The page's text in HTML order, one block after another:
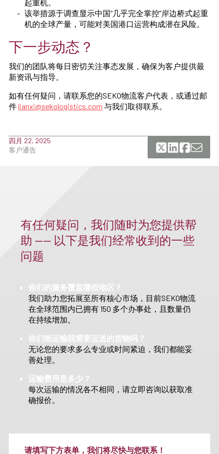
起重机。
该举措源于调查显示中国“几乎完全掌控”岸边桥式起重
机的全球产量，可能对美国港口运营构成潜在风险。
下一步动态？
我们的团队将每日密切关注事态发展，确保为客户提供最
新资讯与指导。
如有任何疑问，请联系您的SEKO物流客户代表，或通过邮
件lianxi@sekologistics.com 与我们取得联系。
四月 22, 2025
客户通告
有任何疑问，我们随时为您提供帮
助 —— 以下是我们经常收到的一些
问题
你们的服务覆盖哪些地区？
我们助力您拓展至所有核心市场，目前SEKO物流
在全球范围内已拥有 150 多个办事处，且数量仍
在持续增加。
你们能运输我需要运送的货物吗？
无论您的要求多么专业或时间紧迫，我们都能妥
善处理。
运输费用是多少？
每次运输的情况各不相同，请立即咨询以获取准
确报价。
请填写下方表单，我们将尽快与您联系！